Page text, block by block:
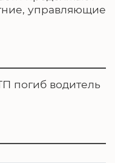
управляющие
погиб водитель